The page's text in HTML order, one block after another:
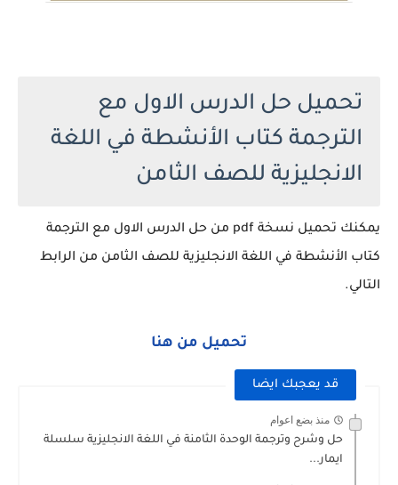
تحميل حل الدرس الاول مع
الترجمة كتاب الأنشطة في اللغة
الانجليزية للصف الثامن
يمكنك تحميل نسخة pdf من حل الدرس الاول مع الترجمة
كتاب الأنشطة في اللغة الانجليزية للصف الثامن من الرابط
التالي.
تحميل من هنا
قد يعجبك ايضا
منذ بضع اعوام
حل وشرح وترجمة الوحدة الثامنة في اللغة الانجليزية سلسلة
ايمار...